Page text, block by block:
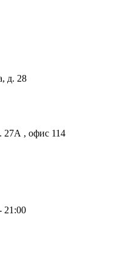
д. 28
27А , офис 114
21:00